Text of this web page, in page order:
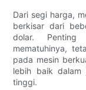
Dari segi harga,
berkisar dari
dolar. Penting
mematuhinya,
pada mesin
lebih baik dalam
tinggi.